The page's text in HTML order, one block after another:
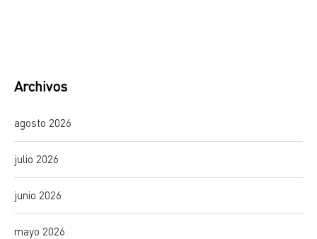
Archivos
agosto 2026
julio 2026
junio 2026
mayo 2026